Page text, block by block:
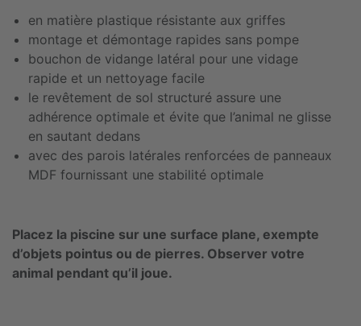
en matière plastique résistante aux griffes
montage et démontage rapides sans pompe
bouchon de vidange latéral pour une vidage
rapide et un nettoyage facile
le revêtement de sol structuré assure une
adhérence optimale et évite que l’animal ne glisse
en sautant dedans
avec des parois latérales renforcées de panneaux
MDF fournissant une stabilité optimale
Placez la piscine sur une surface plane, exempte
d’objets pointus ou de pierres. Observer votre
animal pendant qu’il joue.